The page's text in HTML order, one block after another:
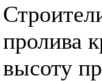
пролива
высоту